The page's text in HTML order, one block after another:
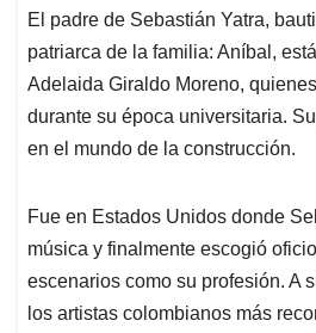
El padre de Sebastián Yatra,
patriarca de la familia: Aníbal,
Adelaida Giraldo Moreno,
durante su época universitaria.
en el mundo de la construcción.
Fue en Estados Unidos donde
música y finalmente escogió
escenarios como su profesión. A
los artistas colombianos más